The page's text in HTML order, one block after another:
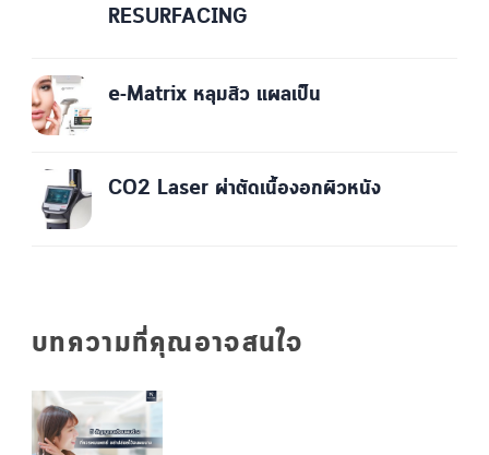
RESURFACING
e-Matrix หลุมสิว แผลเป็น
CO2 Laser ผ่าตัดเนื้องอกผิวหนัง
บทความที่คุณอาจสนใจ